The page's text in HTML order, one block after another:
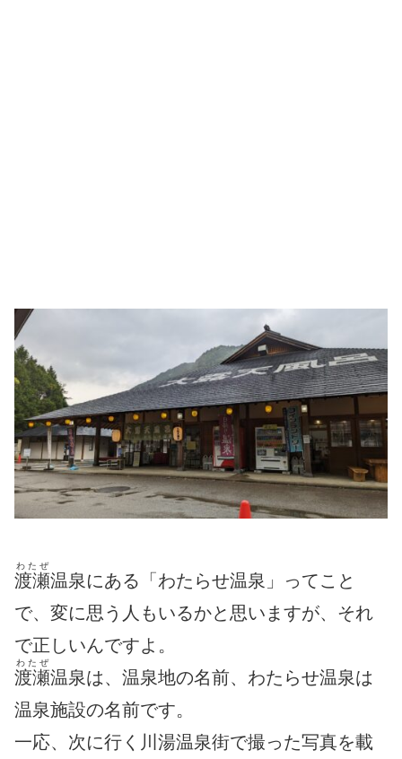
渡瀬
わたぜ
温泉にある「わたらせ温泉」ってこと
で、変に思う人もいるかと思いますが、それ
で正しいんですよ。
渡瀬
わたぜ
温泉は、温泉地の名前、わたらせ温泉は
温泉施設の名前です。
一応、次に行く川湯温泉街で撮った写真を載